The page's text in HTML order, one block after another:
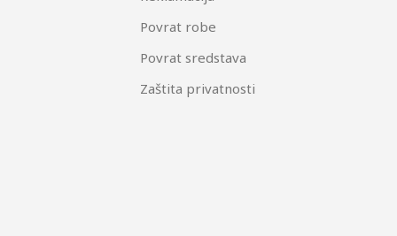
Povrat robe
Povrat sredstava
Zaštita privatnosti